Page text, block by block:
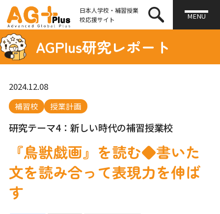
日本人学校・補習授業
校応援サイト
MENU
AGPlus研究レポート
2024.12.08
補習校 授業計画
研究テーマ4：新しい時代の補習授業校
『鳥獣戯画』を読む◆書いた
文を読み合って表現力を伸ば
す